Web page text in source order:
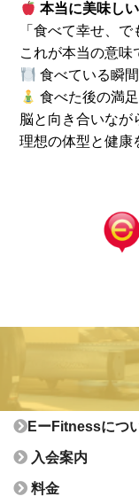
本当に美味し
「食べて幸せ、で
これが本当の意味
食べている瞬
食べた後の満
脳と向き合いなが
理想の体型と健康
EーFitnessにつ
入会案内
料金